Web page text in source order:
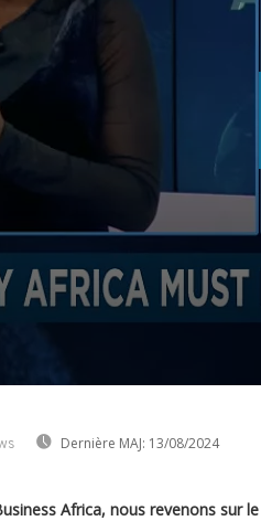
Dernière MAJ: 13/08/2024
Africa, nous revenons sur